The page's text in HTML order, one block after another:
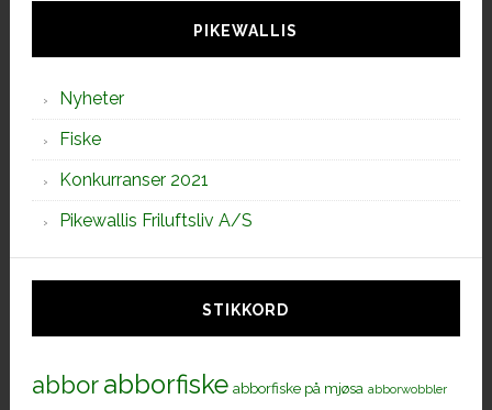
PIKEWALLIS
Nyheter
Fiske
Konkurranser 2021
Pikewallis Friluftsliv A/S
STIKKORD
abborabborfiske abborfiske på mjøsa abborwobbler